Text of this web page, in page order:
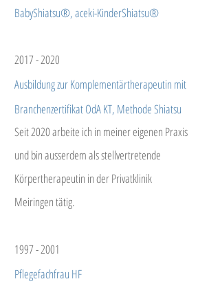
BabyShiatsu®, aceki-KinderShiatsu®
2017 - 2020
Ausbildung zur Komplementärtherapeutin mit
Branchenzertifikat OdA KT, Methode Shiatsu
Seit 2020 arbeite ich in meiner eigenen Praxis
und bin ausserdem als stellvertretende
Körpertherapeutin in der Privatklinik
Meiringen tätig.
1997 - 2001
Pflegefachfrau HF